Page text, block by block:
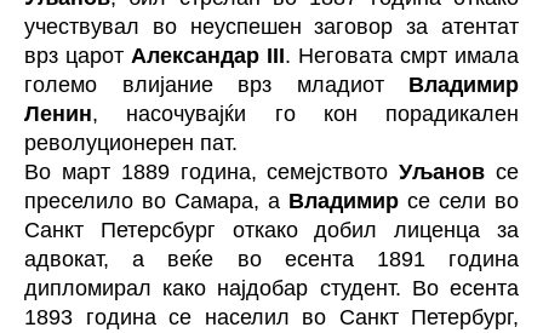
учествувал во неуспешен заговор за атентат
врз царот Александар III. Неговата смрт имала
големо влијание врз младиот
Владимир
Ленин, насочувајќи го кон порадикален
револуционерен пат.
Во март 1889 година, семејството Уљанов се
преселило во Самара, а Владимир се сели во
Санкт Петерсбург откако добил лиценца за
адвокат, а веќе во есента 1891 година
дипломирал како најдобар студент. Во есента
1893 година се населил во Санкт Петербург,